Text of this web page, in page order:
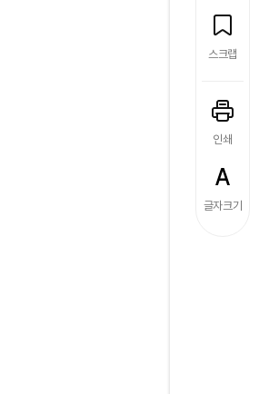
스크랩
인쇄
글자크기